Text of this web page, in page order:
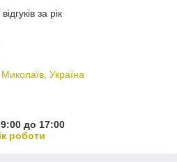
за рік
Україна
до 17:00
роботи